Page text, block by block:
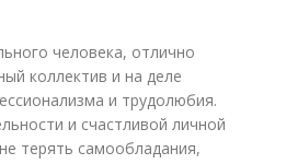
человека, отлично
коллектив и на деле
и трудолюбия.
и счастливой личной
терять самообладания,